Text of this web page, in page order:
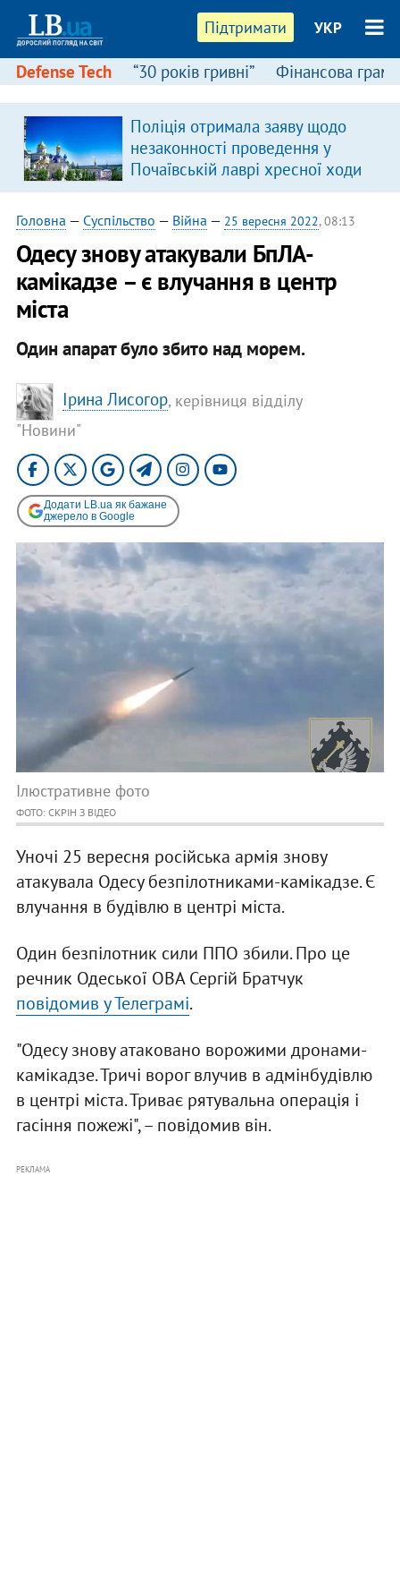
Підтримати УКР
Defense Tech “30 років гривні” Фінансова
Поліція отримала заяву щодо
незаконності проведення у
Почаївській лаврі хресної ходи
Головна — Суспільство — Війна — 25 вересня 2022, 08:13
Одесу знову атакували БпЛА-
камікадзе – є влучання в центр
міста
Один апарат було збито над морем.
Ірина Лисогор, керівниця відділу
"Новини"
Додати LB.ua як бажане
джерело в Google
Ілюстративне фото
ФОТО: СКРІН З ВІДЕО
Уночі 25 вересня російська армія знову
атакувала Одесу безпілотниками-камікадзе. Є
влучання в будівлю в центрі міста.
Один безпілотник сили ППО збили. Про це
речник Одеської ОВА Сергій Братчук
повідомив у Телеграмі.
"Одесу знову атаковано ворожими дронами-
камікадзе. Тричі ворог влучив в адмінбудівлю
в центрі міста. Триває рятувальна операція і
гасіння пожежі", – повідомив він.
РЕКЛАМА